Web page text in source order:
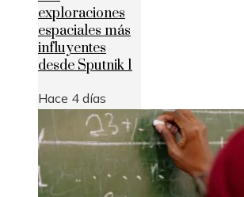
exploraciones
espaciales más
influyentes
desde Sputnik 1
Hace 4 días